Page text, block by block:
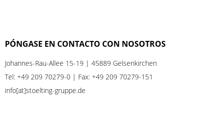
PÓNGASE EN CONTACTO CON NOSOTROS
Johannes-Rau-Allee 15-19 | 45889 Gelsenkirchen
Tel: +49 209 70279-0 | Fax: +49 209 70279-151
info[at]stoelting-gruppe.de